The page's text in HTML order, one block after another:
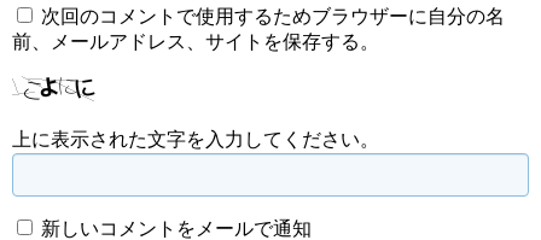
次回のコメントで使用するためブラウザーに自分の名
前、メールアドレス、サイトを保存する。
上に表示された文字を入力してください。
新しいコメントをメールで通知